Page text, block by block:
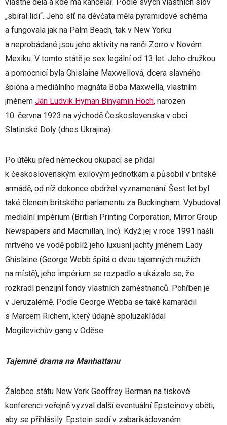
„sbíral lidi“. Jeho síť na děvčata měla pyramidové schéma
a fungovala jak na Palm Beach, tak v New Yorku
a neprobádané jsou jeho aktivity na ranči Zorro v Novém
Mexiku. V tomto státě je sex legální od 13 let. Jeho družkou
a pomocnicí byla Ghislaine Maxwellová, dcera slavného
špióna a mediálního magnáta Boba Maxwella, vlastním
jménem Ján Ludvik Hyman Binyamin Hoch, narozen
10. června 1923 na východě Československa v obci
Slatinské Doly (dnes Ukrajina).
Po útěku před německou okupací se přidal
k československým exilovým jednotkám a působil v britské
armádě, od níž dokonce obdržel vyznamenání. Šest let byl
také členem britského parlamentu za Buckingham. Vybudoval
mediální impérium (British Printing Corporation, Mirror Group
Newspapers and Macmillan, Inc). Když jej v roce 1991 našli
mrtvého ve vodě poblíž jeho luxusní jachty jménem Lady
Ghislaine (George Webb špitá o dvou tajemných mužích
na místě), jeho impérium se rozpadlo a ukázalo se, že
rozkradl penzijní fondy vlastních zaměstnanců. Pohřben je
v Jeruzalémě. Podle George Webba se také kamarádil
s Marcem Richem, který údajně spoluzakládal
Mogilevichův gang v Oděse.
Tajemné drama na Manhattanu
Žalobce státu New York Geoffrey Berman na tiskové
konferenci veřejně vyzval další eventuální Epsteinovy oběti,
aby se přihlásily. Epstein sedí v zabarikádovaném